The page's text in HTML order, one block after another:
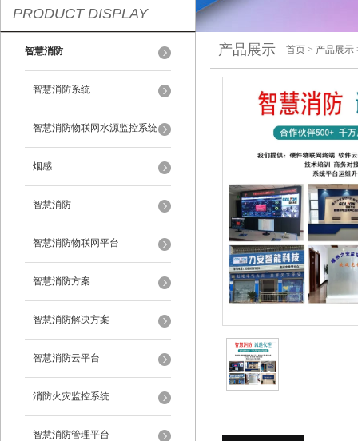
PRODUCT DISPLAY
智慧消防
智慧消防系统
智慧消防物联网水源监控系统
烟感
智慧消防
智慧消防物联网平台
智慧消防方案
智慧消防解决方案
智慧消防云平台
消防火灾监控系统
智慧消防管理平台
产品展示 首页 > 产品展示